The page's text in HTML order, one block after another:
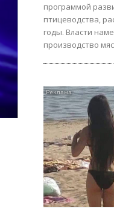
программой
птицеводства,
годы. Власти
производство